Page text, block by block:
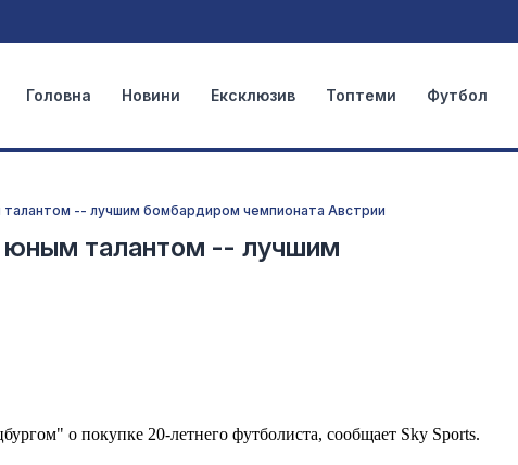
Головна Новини Ексклюзив Топтеми Футбол
-- лучшим бомбардиром чемпионата Австрии
юным талантом -- лучшим
о покупке 20-летнего футболиста, сообщает Sky Sports.